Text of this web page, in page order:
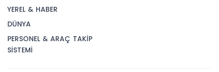
YEREL & HABER
DÜNYA
PERSONEL & ARAÇ TAKİP
SİSTEMİ